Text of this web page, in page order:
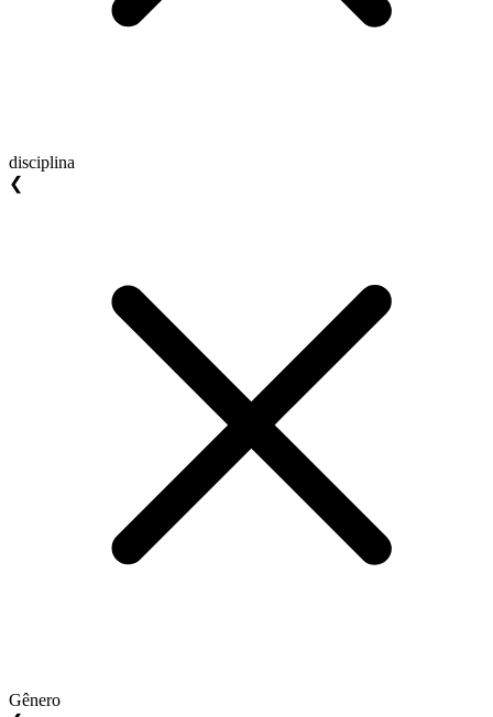
disciplina
❮
Gênero